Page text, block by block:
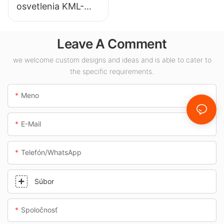
osvetlenia KML-
CLA 100W pre
ako sú čerpacie
stanice a
Leave A Comment
we welcome custom designs and ideas and is able to cater to
the specific requirements.
Meno
E-Mail
Telefón/whatsApp
Súbor
Spoločnosť